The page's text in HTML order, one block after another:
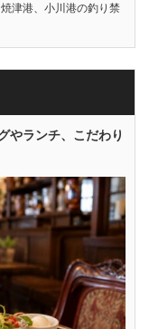
津港、小川港の釣り禁
やランチ、こだわり